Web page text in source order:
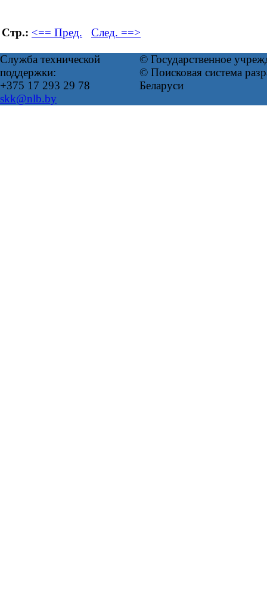
Стр.: <== Пред. След. ==>
Служба технической
поддержки:
+375 17 293 29 78
skk@nlb.by
© Государственное
© Поисковая система
Беларуси